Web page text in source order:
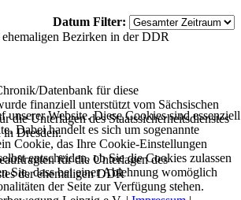
Datum Filter:
Datenbank für diese
finanziell unterstützt vom Sächsischen
die Unterlagen des Staatssicherheitsdienstes
in Dresden.
unserer Website. Diese Cookies sind essenziell
Dabei handelt es sich um sogenannte
Cookie, das Ihre Cookie-Einstellungen
entscheiden, ob Sie die Cookies zulassen
Sie, dass bei einer Ablehnung womöglich
der Seite zur Verfügung stehen.